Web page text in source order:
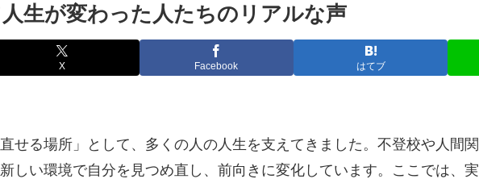
生が変わった人たちのリアルな声
X Facebook はてブ
せる場所」として、多くの人の人生を支えてきました。不登校や人間
しい環境で自分を見つめ直し、前向きに変化しています。ここでは、